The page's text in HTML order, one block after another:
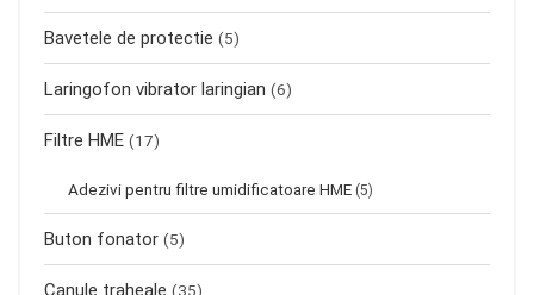
Bavetele de protectie (5)
Laringofon vibrator laringian (6)
Filtre HME (17)
Adezivi pentru filtre umidificatoare HME (5)
Buton fonator (5)
(35)